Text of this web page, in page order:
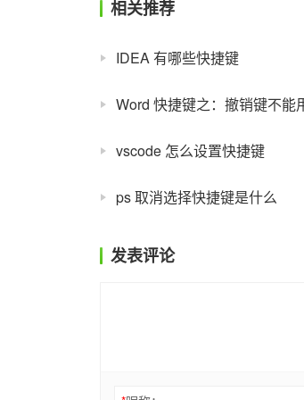
相关推荐
IDEA 有哪些快捷键
vscode 怎么设置快捷键
ps 取消选择快捷键是什么
发表评论